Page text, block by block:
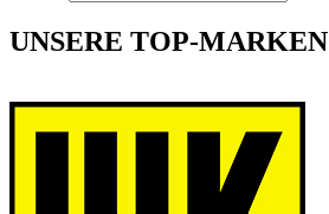
UNSERE TOP-MARKEN